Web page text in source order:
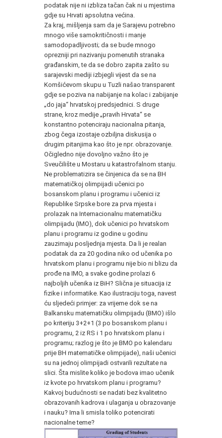
podatak nije ni izbliza tačan čak ni u mjestima
gdje su Hrvati apsolutna većina.
Za kraj, mišljenja sam da je Sarajevu potrebno
mnogo više samokritičnosti i manje
samodopadljivosti; da se bude mnogo
oprezniji pri nazivanju pomenutih stranaka
građanskim, te da se dobro zapita zašto su
sarajevski mediji izbjegli vijest da se na
Komšićevom skupu u Tuzli našao transparent
gdje se poziva na nabijanje na kolac i zabijanje
„do jaja“ hrvatskoj predsjednici. S druge
strane, kroz medije „pravih Hrvata“ se
konstantno potenciraju nacionalna pitanja,
zbog čega izostaje ozbiljna diskusija o
drugim pitanjima kao što je npr. obrazovanje.
Očigledno nije dovoljno važno što je
Sveučilište u Mostaru u katastrofalnom stanju.
Ne problematizira se činjenica da se na BH
matematičkoj olimpijadi učenici po
bosanskom planu i programu i učenici iz
Republike Srpske bore za prva mjesta i
prolazak na Internacionalnu matematičku
olimpijadu (IMO), dok učenici po hrvatskom
planu i programu iz godine u godinu
zauzimaju posljednja mjesta. Da li je realan
podatak da za 20 godina niko od učenika po
hrvatskom planu i programu nije bio ni blizu da
prođe na IMO, a svake godine prolazi 6
najboljih učenika iz BiH? Slična je situacija iz
fizike i informatike. Kao ilustraciju toga, navest
ću sljedeći primjer: za vrijeme dok se na
Balkansku matematičku olimpijadu (BMO) išlo
po kriteriju 3+2+1 (3 po bosanskom planu i
programu, 2 iz RS i 1 po hrvatskom planu i
programu; razlog je što je BMO po kalendaru
prije BH matematičke olimpijade), naši učenici
su na jednoj olimpijadi ostvarili rezultate na
slici. Šta mislite koliko je bodova imao učenik
iz kvote po hrvatskom planu i programu?
Kakvoj budućnosti se nadati bez kvalitetno
obrazovanih kadrova i ulaganja u obrazovanje
i nauku? Ima li smisla toliko potencirati
nacionalne teme?